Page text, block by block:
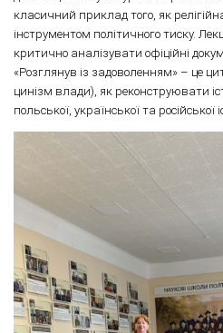
класичний приклад того, як
інструментом політичного тиску.
критично аналізувати офіційні
«Розглянув із задоволенням» – це
цинізм влади), як реконструювати
польської, української та російської